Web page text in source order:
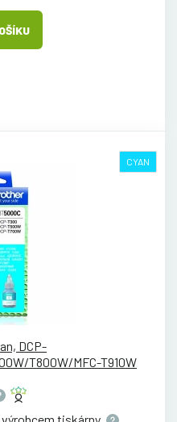
CYAN
DCP-
T800W/MFC-T910W
tiskárny